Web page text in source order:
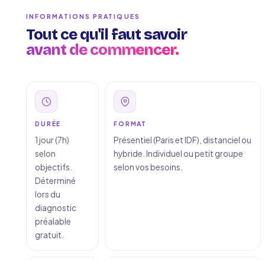
INFORMATIONS PRATIQUES
Tout ce qu'il faut savoir
avant de commencer.
DURÉE
1 jour (7h)
selon
objectifs.
Déterminé
lors du
diagnostic
préalable
gratuit.
FORMAT
Présentiel (Paris et IDF), distanciel ou
hybride. Individuel ou petit groupe
selon vos besoins.